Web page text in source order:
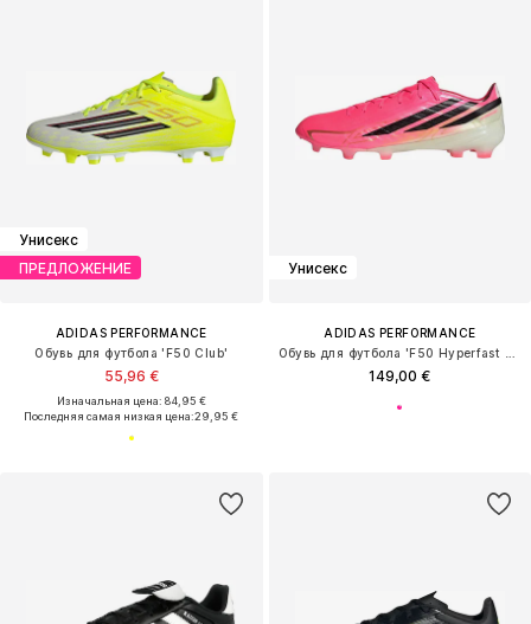
Унисекс
ПРЕДЛОЖЕНИЕ
ADIDAS PERFORMANCE
Обувь для футбола 'F50 Club'
55,96 €
Изначальная цена: 84,95 €
Последняя самая низкая цена:29,95 €
Унисекс
ADIDAS PERFORMANCE
149,00 €